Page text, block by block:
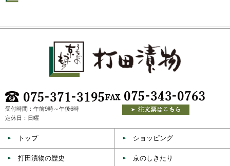
受付時間：午前9時～午後6時
定休日：日曜
トップ ショッピング
打田漬物の歴史 京のしきたり